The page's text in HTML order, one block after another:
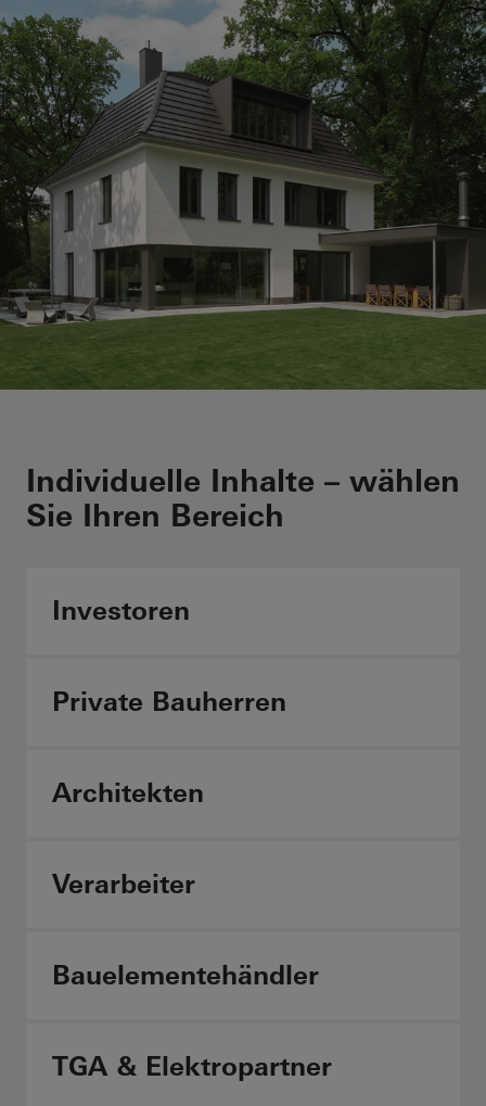
Schüco Service
Energetisch sanieren
Förderung sichern!
Individuelle Inhalte – wählen
Sie Ihren Bereich
Investoren
Private Bauherren
Architekten
Verarbeiter
Bauelementehändler
TGA & Elektropartner